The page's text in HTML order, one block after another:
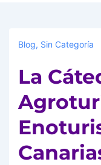
Blog, Sin Categoría
La